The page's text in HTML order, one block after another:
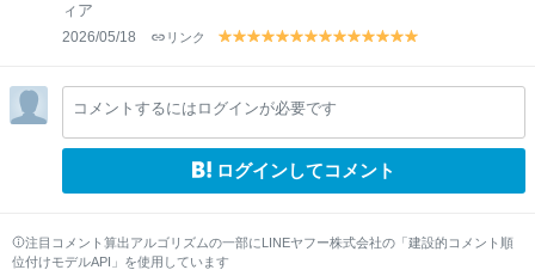
ィア
2026/05/18 リンク
y
lo
w
y
lo
w
y
lo
w
y
lo
w
y
lo
w
y
lo
w
y
lo
w
y
lo
w
y
lo
y
lo
y
lo
y
lo
y
lolo
コメントするにはログインが必要です
ログインしてコメント
注目コメント算出アルゴリズムの一部にLINEヤフー株式会社の「建設的コメント順
位付けモデルAPI」を使用しています